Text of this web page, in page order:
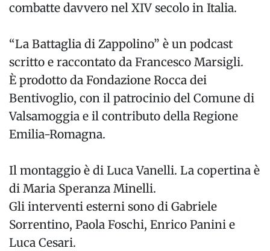
combatte davvero nel XIV secolo in Italia.
“La Battaglia di Zappolino” è un podcast
scritto e raccontato da Francesco Marsigli.
È prodotto da Fondazione Rocca dei
Bentivoglio, con il patrocinio del Comune di
Valsamoggia e il contributo della Regione
Emilia-Romagna.
Il montaggio è di Luca Vanelli. La copertina è
di Maria Speranza Minelli.
Gli interventi esterni sono di Gabriele
Sorrentino, Paola Foschi, Enrico Panini e
Luca Cesari.